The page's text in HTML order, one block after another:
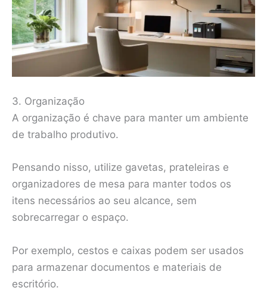
3. Organização
A organização é chave para manter um ambiente
de trabalho produtivo.
Pensando nisso, utilize gavetas, prateleiras e
organizadores de mesa para manter todos os
itens necessários ao seu alcance, sem
sobrecarregar o espaço.
Por exemplo, cestos e caixas podem ser usados
para armazenar documentos e materiais de
escritório.